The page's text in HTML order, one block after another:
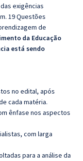
exigências
19 Questões
de
da Educação
está sendo
no edital, após
cada matéria.
ênfase nos aspectos
com larga
para a análise da